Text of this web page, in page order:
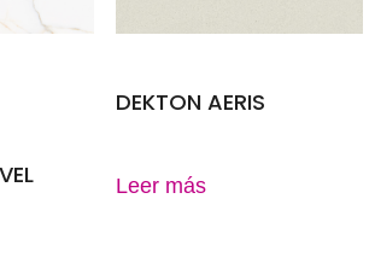
DEKTON AERIS
Leer más